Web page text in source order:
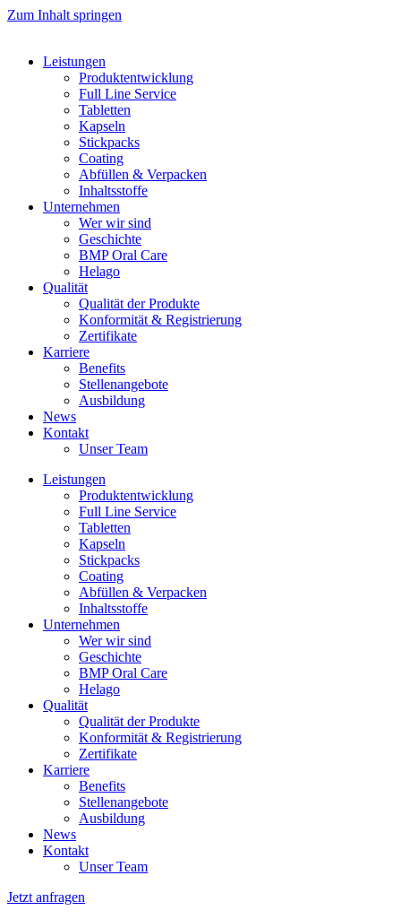
Zum Inhalt springen
Leistungen
Produktentwicklung
Full Line Service
Tabletten
Kapseln
Stickpacks
Coating
Abfüllen & Verpacken
Inhaltsstoffe
Unternehmen
Wer wir sind
Geschichte
BMP Oral Care
Helago
Qualität
Qualität der Produkte
Konformität & Registrierung
Zertifikate
Karriere
Benefits
Stellenangebote
Ausbildung
News
Kontakt
Unser Team
Leistungen
Produktentwicklung
Full Line Service
Tabletten
Kapseln
Stickpacks
Coating
Abfüllen & Verpacken
Inhaltsstoffe
Unternehmen
Wer wir sind
Geschichte
BMP Oral Care
Helago
Qualität
Qualität der Produkte
Konformität & Registrierung
Zertifikate
Karriere
Benefits
Stellenangebote
Ausbildung
News
Kontakt
Unser Team
Jetzt anfragen